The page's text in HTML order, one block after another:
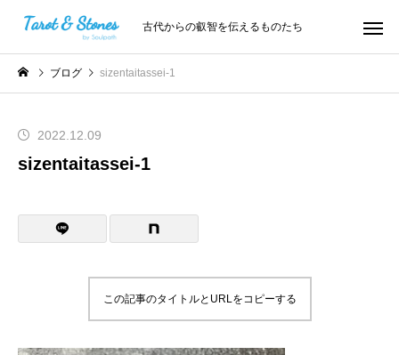
古代からの叡智を伝えるものたち
ブログ sizentaitassei-1
2022.12.09
sizentaitassei-1
この記事のタイトルとURLをコピーする